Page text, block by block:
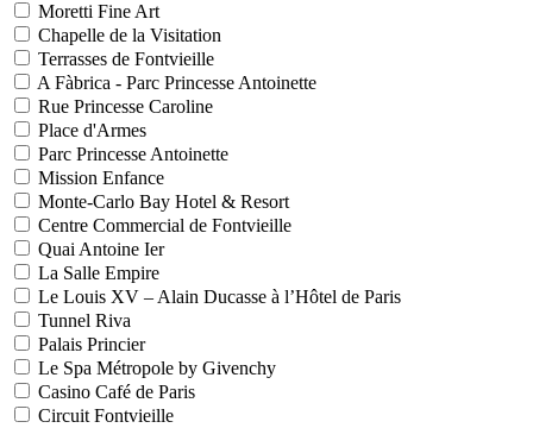
Moretti Fine Art
Chapelle de la Visitation
Terrasses de Fontvieille
A Fàbrica - Parc Princesse Antoinette
Rue Princesse Caroline
Place d'Armes
Parc Princesse Antoinette
Mission Enfance
Monte-Carlo Bay Hotel & Resort
Centre Commercial de Fontvieille
Quai Antoine Ier
La Salle Empire
Le Louis XV – Alain Ducasse à l’Hôtel de Paris
Tunnel Riva
Palais Princier
Le Spa Métropole by Givenchy
Casino Café de Paris
Circuit Fontvieille